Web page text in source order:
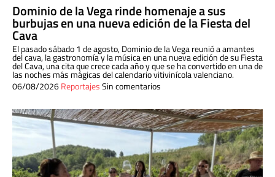
Dominio de la Vega rinde homenaje a sus
burbujas en una nueva edición de la Fiesta del
Cava
El pasado sábado 1 de agosto, Dominio de la Vega reunió a amantes
del cava, la gastronomía y la música en una nueva edición de su Fiesta
del Cava, una cita que crece cada año y que se ha convertido en una de
las noches más mágicas del calendario vitivinícola valenciano.
06/08/2026ReportajesSin comentarios